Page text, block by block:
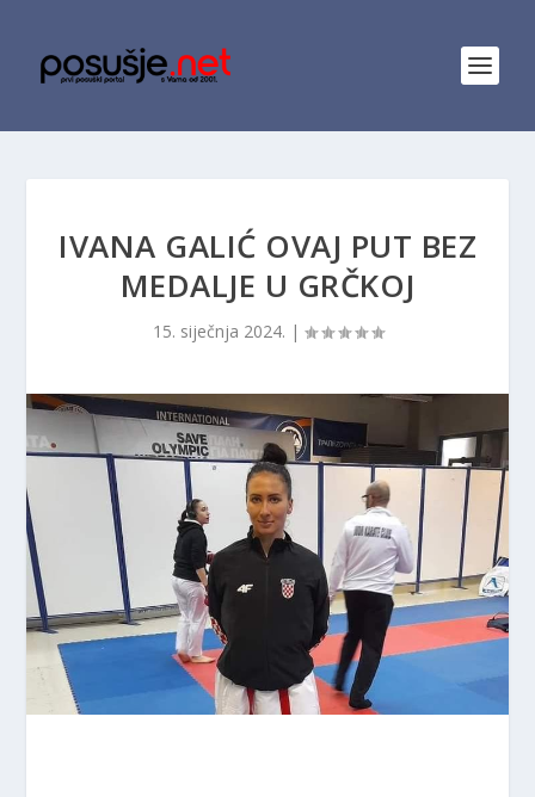
IVANA GALIĆ OVAJ PUT BEZ
MEDALJE U GRČKOJ
15. siječnja 2024. |